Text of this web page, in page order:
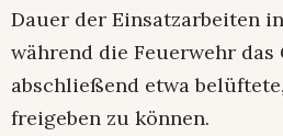
Dauer der Einsatzarbeiten
während die Feuerwehr das
abschließend etwa
freigeben zu können.